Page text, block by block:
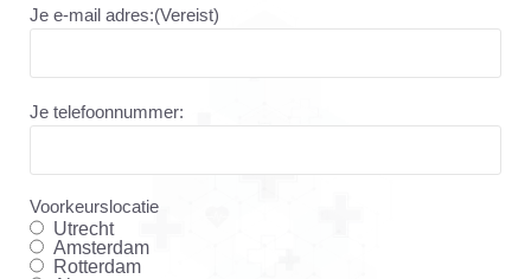
Je e-mail adres:(Vereist)
Je telefoonnummer:
Voorkeurslocatie
Utrecht
Amsterdam
Rotterdam